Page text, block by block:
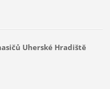
Uherské Hradiště